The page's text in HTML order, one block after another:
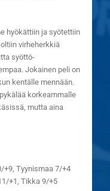
hyökättiin ja syötettiin
virheherkkiä
syöttö-
Jokainen peli on
kentälle mennään.
korkeammalle
mutta aina
+9, Tyynismaa 7/+4
+1, Tikka 9/+5